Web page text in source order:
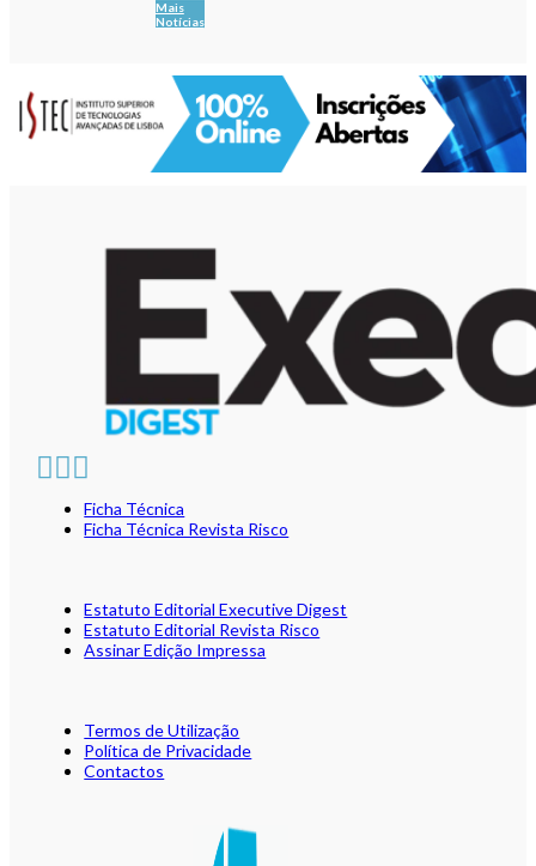
Mais
Notícias
Ficha Técnica
Ficha Técnica Revista Risco
Estatuto Editorial Executive Digest
Estatuto Editorial Revista Risco
Assinar Edição Impressa
Termos de Utilização
Política de Privacidade
Contactos